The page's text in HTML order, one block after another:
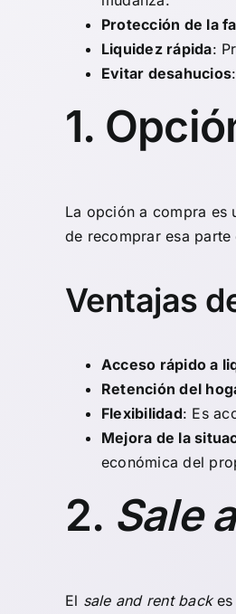
Protección de la
Liquidez rápida:
Evitar desahucios
1.
La opción a compra es
de recomprar esa parte
Ventajas
Acceso rápido a
Retención del
Flexibilidad: Es
Mejora de la
económica del
2. Sale
El sale and rent backes